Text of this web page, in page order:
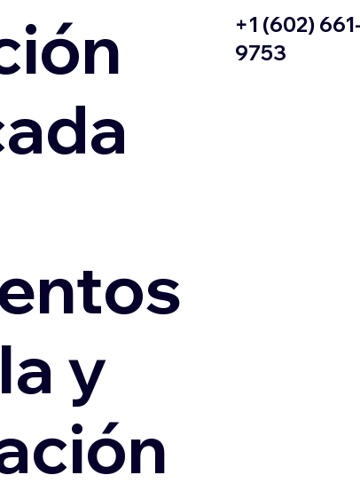
y
+1 (602) 661-
9753